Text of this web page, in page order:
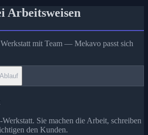
Arbeitsweisen
mit Team — Mekavo passt sich
Sie machen die Arbeit, schreiben
den Kunden.